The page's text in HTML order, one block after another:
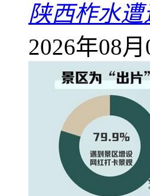
陕西柞水
2026年08